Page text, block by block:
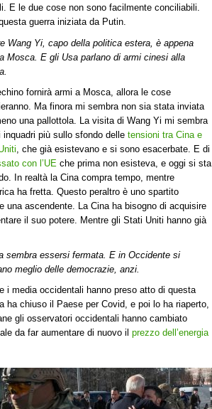
E le due cose non sono facilmente conciliabili.
guerra iniziata da Putin.
Wang Yi, capo della politica estera, è appena
Mosca. E gli Usa parlano di armi cinesi alla
fornirà armi a Mosca, allora le cose
Ma finora mi sembra non sia stata inviata
una pallottola. La visita di Wang Yi mi sembra
inquadri più sullo sfondo delle tensioni tra Cina e
, che già esistevano e si sono esacerbate. E di
con l’UE che prima non esisteva, e oggi si sta
In realtà la Cina compra tempo, mentre
ha fretta. Questo peraltro è uno spartito
una ascendente. La Cina ha bisogno di acquisire
il suo potere. Mentre gli Stati Uniti hanno già
sembra essersi fermata. E in Occidente si
meglio delle democrazie, anzi.
i media occidentali hanno preso atto di questa
chiuso il Paese per Covid, e poi lo ha riaperto,
gli osservatori occidentali hanno cambiato
da far aumentare di nuovo il prezzo dell’energia